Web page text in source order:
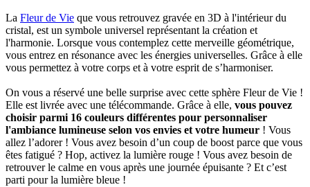
La Fleur de Vie que vous retrouvez gravée en 3D à l'intérieur du
cristal, est un symbole universel représentant la création et
l'harmonie. Lorsque vous contemplez cette merveille géométrique,
vous entrez en résonance avec les énergies universelles. Grâce à elle
vous permettez à votre corps et à votre esprit de s’harmoniser.
On vous a réservé une belle surprise avec cette sphère Fleur de Vie !
Elle est livrée avec une télécommande. Grâce à elle, vous pouvez
choisir parmi 16 couleurs différentes pour personnaliser
l'ambiance lumineuse selon vos envies et votre humeur ! Vous
allez l’adorer ! Vous avez besoin d’un coup de boost parce que vous
êtes fatigué ? Hop, activez la lumière rouge ! Vous avez besoin de
retrouver le calme en vous après une journée épuisante ? Et c’est
parti pour la lumière bleue !